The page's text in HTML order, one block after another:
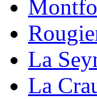
La
La